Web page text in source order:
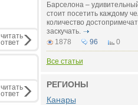
читать
ответ
читать
ответ
Барселона –
стоит посетить каждому
количество
заскучать.
1878
96 0
Все статьи
РЕГИОНЫ
Канары